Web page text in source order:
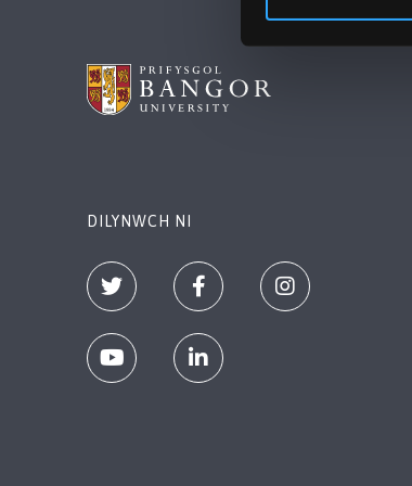
DILYNWCH NI